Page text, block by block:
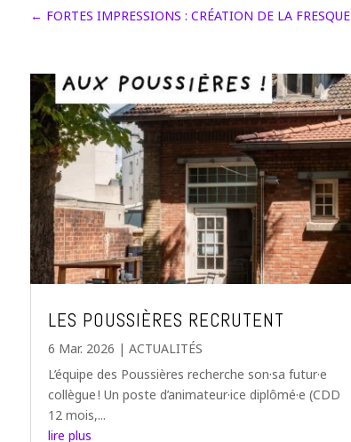
← FORTES IMPRESSIONS : CRÉATION DE LA FRESQUE
LES POUSSIÈRES RECRUTENT
6 Mar. 2026 | ACTUALITÉS
L’équipe des Poussières recherche son·sa futur·e
collègue ! Un poste d’animateur·ice diplômé·e (CDD
12 mois,...
lire plus